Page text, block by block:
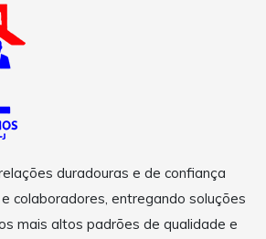
duradouras e de confiança
colaboradores, entregando soluções
mais altos padrões de qualidade e